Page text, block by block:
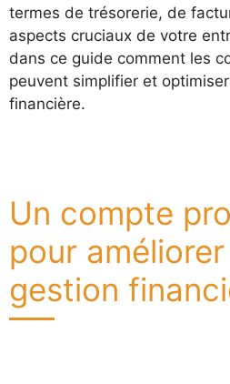
termes de trésorerie, de
aspects cruciaux de votre
dans ce guide comment les
peuvent simplifier et
financière.
Un compte
pour
gestion